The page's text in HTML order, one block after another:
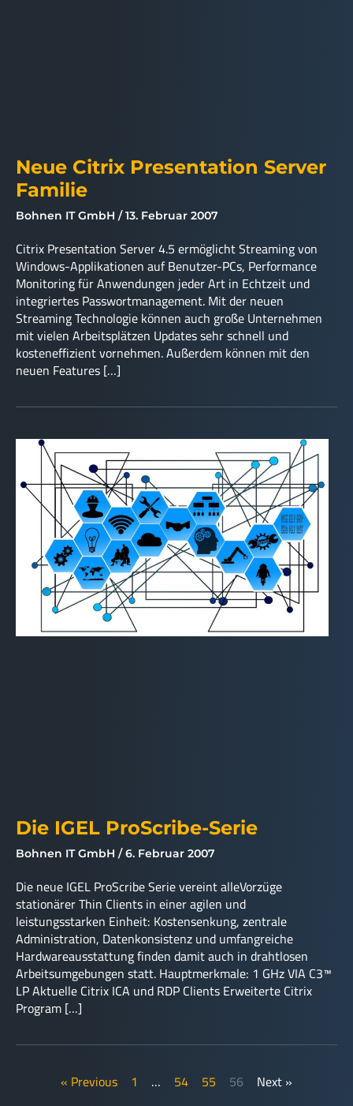
Neue Citrix Presentation Server
Familie
Bohnen IT GmbH 13. Februar 2007
Citrix Presentation Server 4.5 ermöglicht Streaming von
Windows-Applikationen auf Benutzer-PCs, Performance
Monitoring für Anwendungen jeder Art in Echtzeit und
integriertes Passwortmanagement. Mit der neuen
Streaming Technologie können auch große Unternehmen
mit vielen Arbeitsplätzen Updates sehr schnell und
kosteneffizient vornehmen. Außerdem können mit den
neuen Features […]
Die IGEL ProScribe-Serie
Bohnen IT GmbH 6. Februar 2007
Die neue IGEL ProScribe Serie vereint alleVorzüge
stationärer Thin Clients in einer agilen und
leistungsstarken Einheit: Kostensenkung, zentrale
Administration, Datenkonsistenz und umfangreiche
Hardwareausstattung finden damit auch in drahtlosen
Arbeitsumgebungen statt. Hauptmerkmale: 1 GHz VIA C3™
LP Aktuelle Citrix ICA und RDP Clients Erweiterte Citrix
Program […]
« Previous 1 … 54 55 56 Next »